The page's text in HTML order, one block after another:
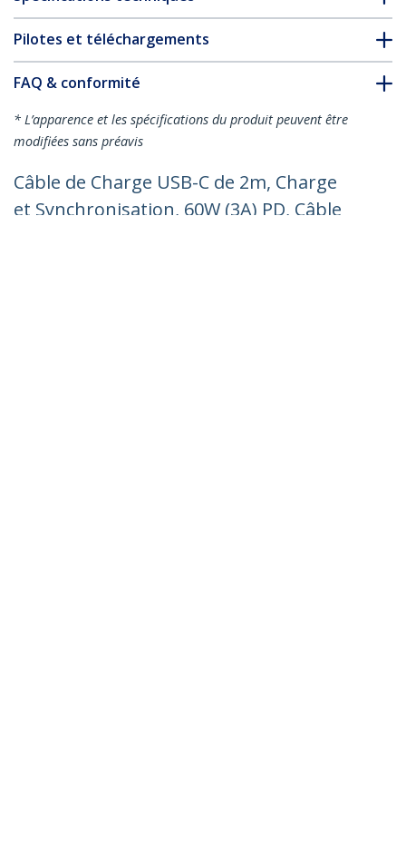
Pilotes et téléchargements
FAQ & conformité
* L’apparence et les spécifications du produit peuvent être
modifiées sans préavis
Câble de Charge USB-C de 2m, Charge
et Synchronisation, 60W (3A) PD, Câble